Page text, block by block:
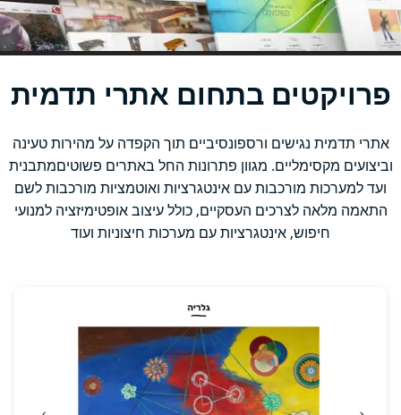
פרויקטים בתחום אתרי תדמית
אתרי תדמית נגישים ורספונסיביים תוך הקפדה על מהירות טעינה
וביצועים מקסימליים. מגוון פתרונות החל באתרים פשוטיםמתבנית
ועד למערכות מורכבות עם אינטגרציות ואוטמציות מורכבות לשם
התאמה מלאה לצרכים העסקיים, כולל עיצוב אופטימיזציה למנועי
חיפוש, אינטגרציות עם מערכות חיצוניות ועוד